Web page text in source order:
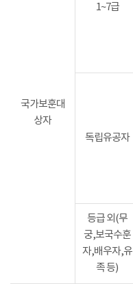
국가보훈대
상자
1~7급
독립유공자
등급 외(무
궁,보국수훈
자,배우자,유
족 등)